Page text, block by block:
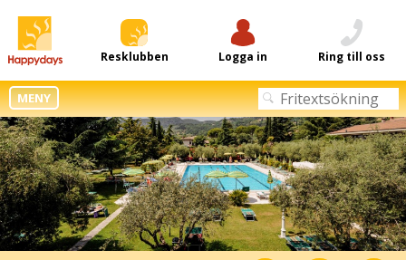
Resklubben Logga in Ring till oss
MENY